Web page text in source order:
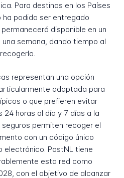
Para destinos en los Países
ha podido ser entregado
disponible en un
semana, dando tiempo al
representan una opción
adaptada para
o que prefieren evitar
horas al día y 7 días a la
permiten recoger el
con un código único
electrónico. PostNL tiene
esta red como
con el objetivo de alcanzar